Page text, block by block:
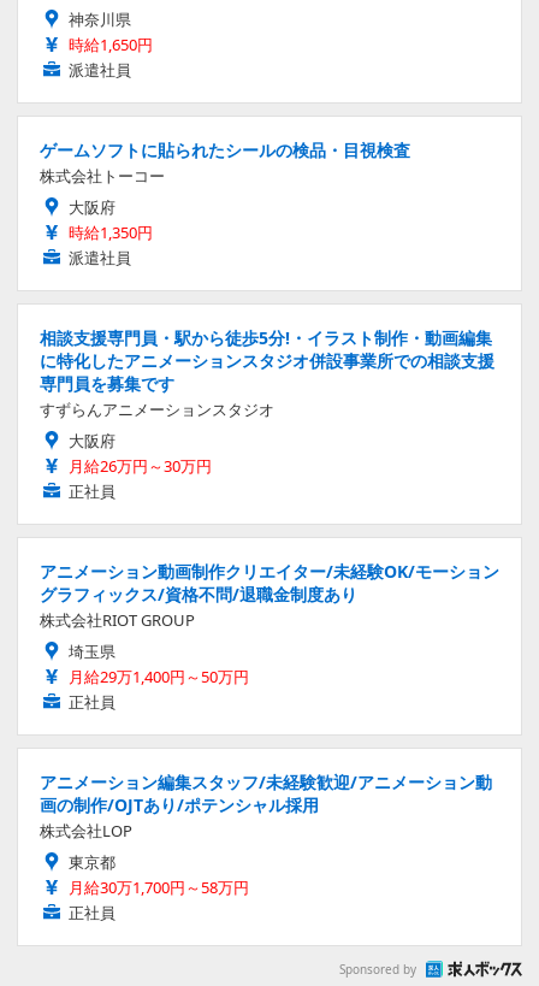
神奈川県
時給1,650円
派遣社員
ゲームソフトに貼られたシールの検品・目視検査
株式会社トーコー
大阪府
時給1,350円
派遣社員
相談支援専門員・駅から徒歩5分!・イラスト制作・動画編集
に特化したアニメーションスタジオ併設事業所での相談支援
専門員を募集です
すずらんアニメーションスタジオ
大阪府
月給26万円～30万円
正社員
アニメーション動画制作クリエイター/未経験OK/モーション
グラフィックス/資格不問/退職金制度あり
株式会社RIOT GROUP
埼玉県
月給29万1,400円～50万円
正社員
アニメーション編集スタッフ/未経験歓迎/アニメーション動
画の制作/OJTあり/ポテンシャル採用
株式会社LOP
東京都
月給30万1,700円～58万円
正社員
Sponsored by